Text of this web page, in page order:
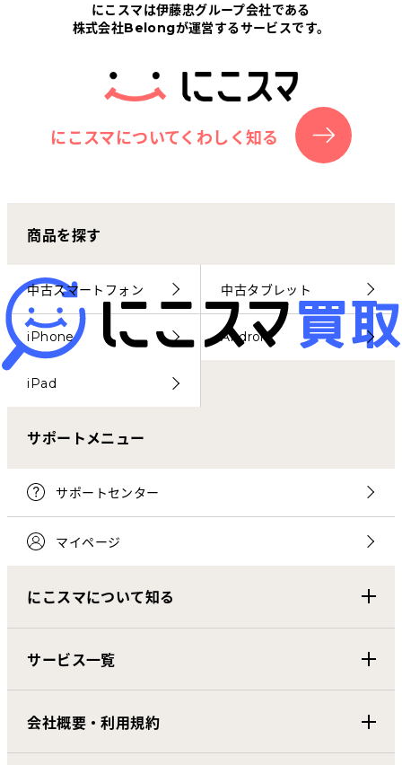
にこスマについて
サポートセンター
お客さまの声
にこスマ通信
マイページ
にこスマは伊藤忠グループ会社である
株式会社Belongが運営するサービスです。
にこスマについてくわしく知る
商品を探す
中古スマートフォン 中古タブレット
iPhone Android
iPad
サポートメニュー
サポートセンター
マイページ
にこスマについて知る
サービス一覧
会社概要・利用規約